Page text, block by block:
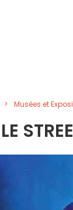
Musées et
LE